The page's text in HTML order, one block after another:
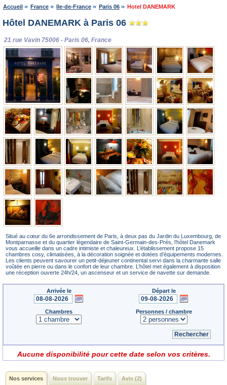
Accueil France Ile-de-France Paris 06 Hotel DANEMARK
Hôtel DANEMARK à Paris 06
21 rue Vavin 75006 - Paris 06, France
Situé au cœur du 6e arrondissement de Paris, à deux pas du Jardin du Luxembourg, de
Montparnasse et du quartier légendaire de Saint-Germain-des-Prés, l’hôtel Danemark
vous accueille dans un cadre intimiste et chaleureux. L’établissement propose 15
chambres cosy, climatisées, à la décoration soignée et dotées d’équipements modernes.
Les clients peuvent savourer un petit-déjeuner continental servi dans la charmante salle
voûtée en pierre ou dans le confort de leur chambre. L’hôtel met également à disposition
une réception ouverte 24h/24, un ascenseur et un service de navette sur demande.
Arrivée le Départ le
Chambres Personnes / chambre
Aucune disponibilité pour cette date selon vos critères.
Nos services Nous trouver Tarifs Avis (2)